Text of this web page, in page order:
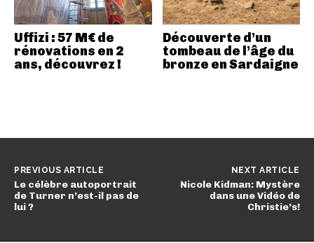
Uffizi : 57 M€ de
rénovations en 2
ans, découvrez !
Découverte d’un
tombeau de l’âge du
bronze en Sardaigne
PREVIOUS ARTICLE
Le célèbre autoportrait
de Turner n’est-il pas de
lui ?
NEXT ARTICLE
Nicole Kidman: Mystère
dans une Vidéo de
Christie’s!